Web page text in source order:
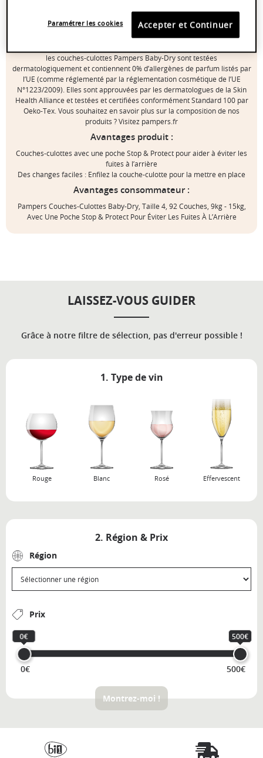
facilitent la tâche: leur ceinture ultra-extensible vous permet d’enfiler la
couche-culotte en un seul geste. Elles sont faciles à retirer en déchirant
les côtés et faciles à jeter en les roulant et fermant avec la bande
les couches-culottes Pampers Baby-Dry sont testées
dermatologiquement et contiennent 0% d’allergènes de parfum listés par
l’UE (comme réglementé par la réglementation cosmétique de l’UE
N°1223/2009). Elles sont approuvées par les dermatologues de la Skin
Health Alliance et testées et certifiées conformément Standard 100 par
Oeko-Tex. Vous souhaitez en savoir plus sur la composition de nos
produits ? Visitez pampers.fr
Avantages produit :
Couches-culottes avec une poche Stop & Protect pour aider à éviter les
fuites à l’arrière
Des changes faciles : Enfilez la couche-culotte pour la mettre en place
Avantages consommateur :
Pampers Couches-Culottes Baby-Dry, Taille 4, 92 Couches, 9kg - 15kg,
Avec Une Poche Stop & Protect Pour Éviter Les Fuites À L’Arrière
LAISSEZ-VOUS GUIDER
Grâce à notre filtre de sélection, pas d'erreur possible !
1. Type de vin
Rouge Blanc Rosé Effervescent
2. Région & Prix
Région
Prix
0€ 500€
0€ 500€
Montrez-moi !
Accepter et Continuer
Paramétrer les cookies